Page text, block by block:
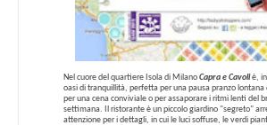
Nel cuore del quartiere Isola di Milano Capra e Cavoliè,
oasi di tranquillità, perfetta per una pausa pranzo lontana
per una cena conviviale o per assaporare i ritmi lenti del
settimana. Il ristorante è un piccolo giardino "segreto"
attenzione per i dettagli, in cui le luci soffuse, le verdi